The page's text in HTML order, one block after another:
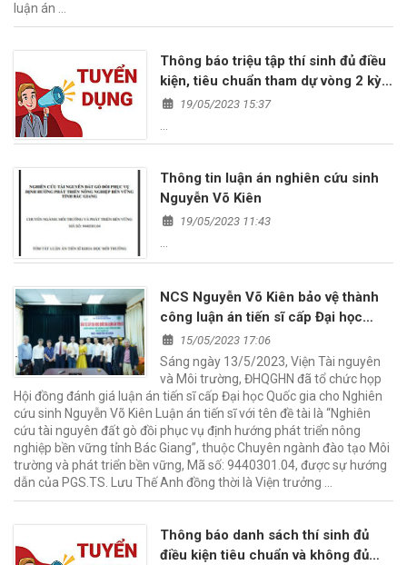
luận án …
Thông báo triệu tập thí sinh đủ điều
kiện, tiêu chuẩn tham dự vòng 2 kỳ
xét tuyển viên chức năm 2023 của
19/05/2023 15:37
Thông tin luận án nghiên cứu sinh
Nguyễn Võ Kiên
19/05/2023 11:43
…
NCS Nguyễn Võ Kiên bảo vệ thành
công luận án tiến sĩ cấp Đại học
Quốc gia Hà Nội
15/05/2023 17:06
Sáng ngày 13/5/2023, Viện Tài nguyên
và Môi trường, ĐHQGHN đã tổ chức họp
Hội đồng đánh giá luận án tiến sĩ cấp Đại học Quốc gia cho Nghiên
cứu sinh Nguyễn Võ Kiên Luận án tiến sĩ với tên đề tài là “Nghiên
cứu tài nguyên đất gò đồi phục vụ định hướng phát triển nông
nghiệp bền vững tỉnh Bác Giang”, thuộc Chuyên ngành đào tạo Môi
trường và phát triển bền vững, Mã số: 9440301.04, được sự hướng
dẫn của PGS.TS. Lưu Thế Anh đồng thời là Viện trưởng …
Thông báo danh sách thí sinh đủ
điều kiện tiêu chuẩn và không đủ